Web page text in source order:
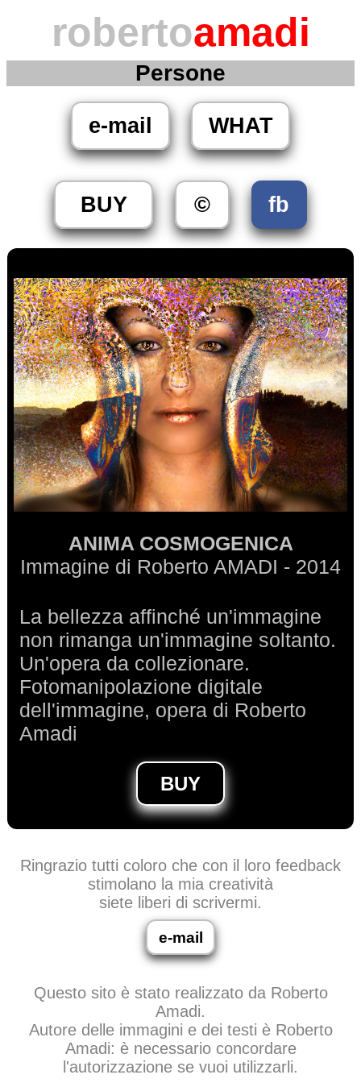
robertoamadi
Persone
e-mail WHAT
BUY © fb
ANIMA COSMOGENICA
Immagine di Roberto AMADI - 2014
La bellezza affinché un'immagine
non rimanga un'immagine soltanto.
Un'opera da collezionare.
Fotomanipolazione digitale
dell'immagine, opera di Roberto
Amadi
BUY
Ringrazio tutti coloro che con il loro feedback
stimolano la mia creatività
siete liberi di scrivermi.
e-mail
Questo sito è stato realizzato da Roberto
Amadi.
Autore delle immagini e dei testi è Roberto
Amadi: è necessario concordare
l'autorizzazione se vuoi utilizzarli.